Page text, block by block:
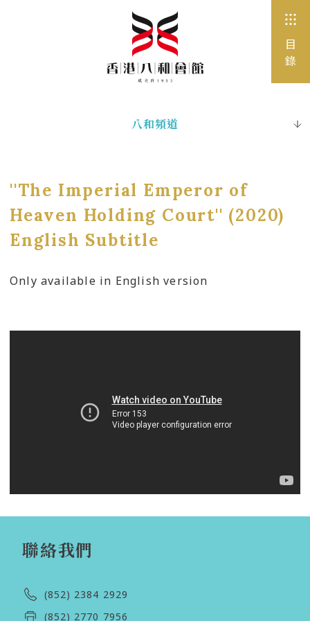
目
錄
八和頻道
電子書
圖片珍藏
網站連結
''The Imperial Emperor of
Heaven Holding Court'' (2020)
English Subtitle
Only available in English version
聯絡我們
(852) 2384 2929
(852) 2770 7956